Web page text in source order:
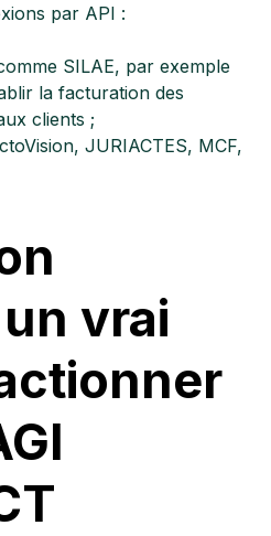
par API :
SILAE, par exemple
la facturation des
clients ;
JURIACTES, MCF,
vrai